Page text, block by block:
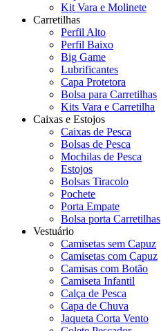
Kit Vara e Molinete
Carretilhas
Perfil Alto
Perfil Baixo
Big Game
Lubrificantes
Capa Protetora
Bolsa para Carretilhas
Kits Vara e Carretilha
Caixas e Estojos
Caixas de Pesca
Bolsas de Pesca
Mochilas de Pesca
Estojos
Bolsas Tiracolo
Pochete
Porta Empate
Bolsa porta Carretilhas
Vestuário
Camisetas sem Capuz
Camisetas com Capuz
Camisas com Botão
Camiseta Infantil
Calça de Pesca
Capa de Chuva
Jaqueta Corta Vento